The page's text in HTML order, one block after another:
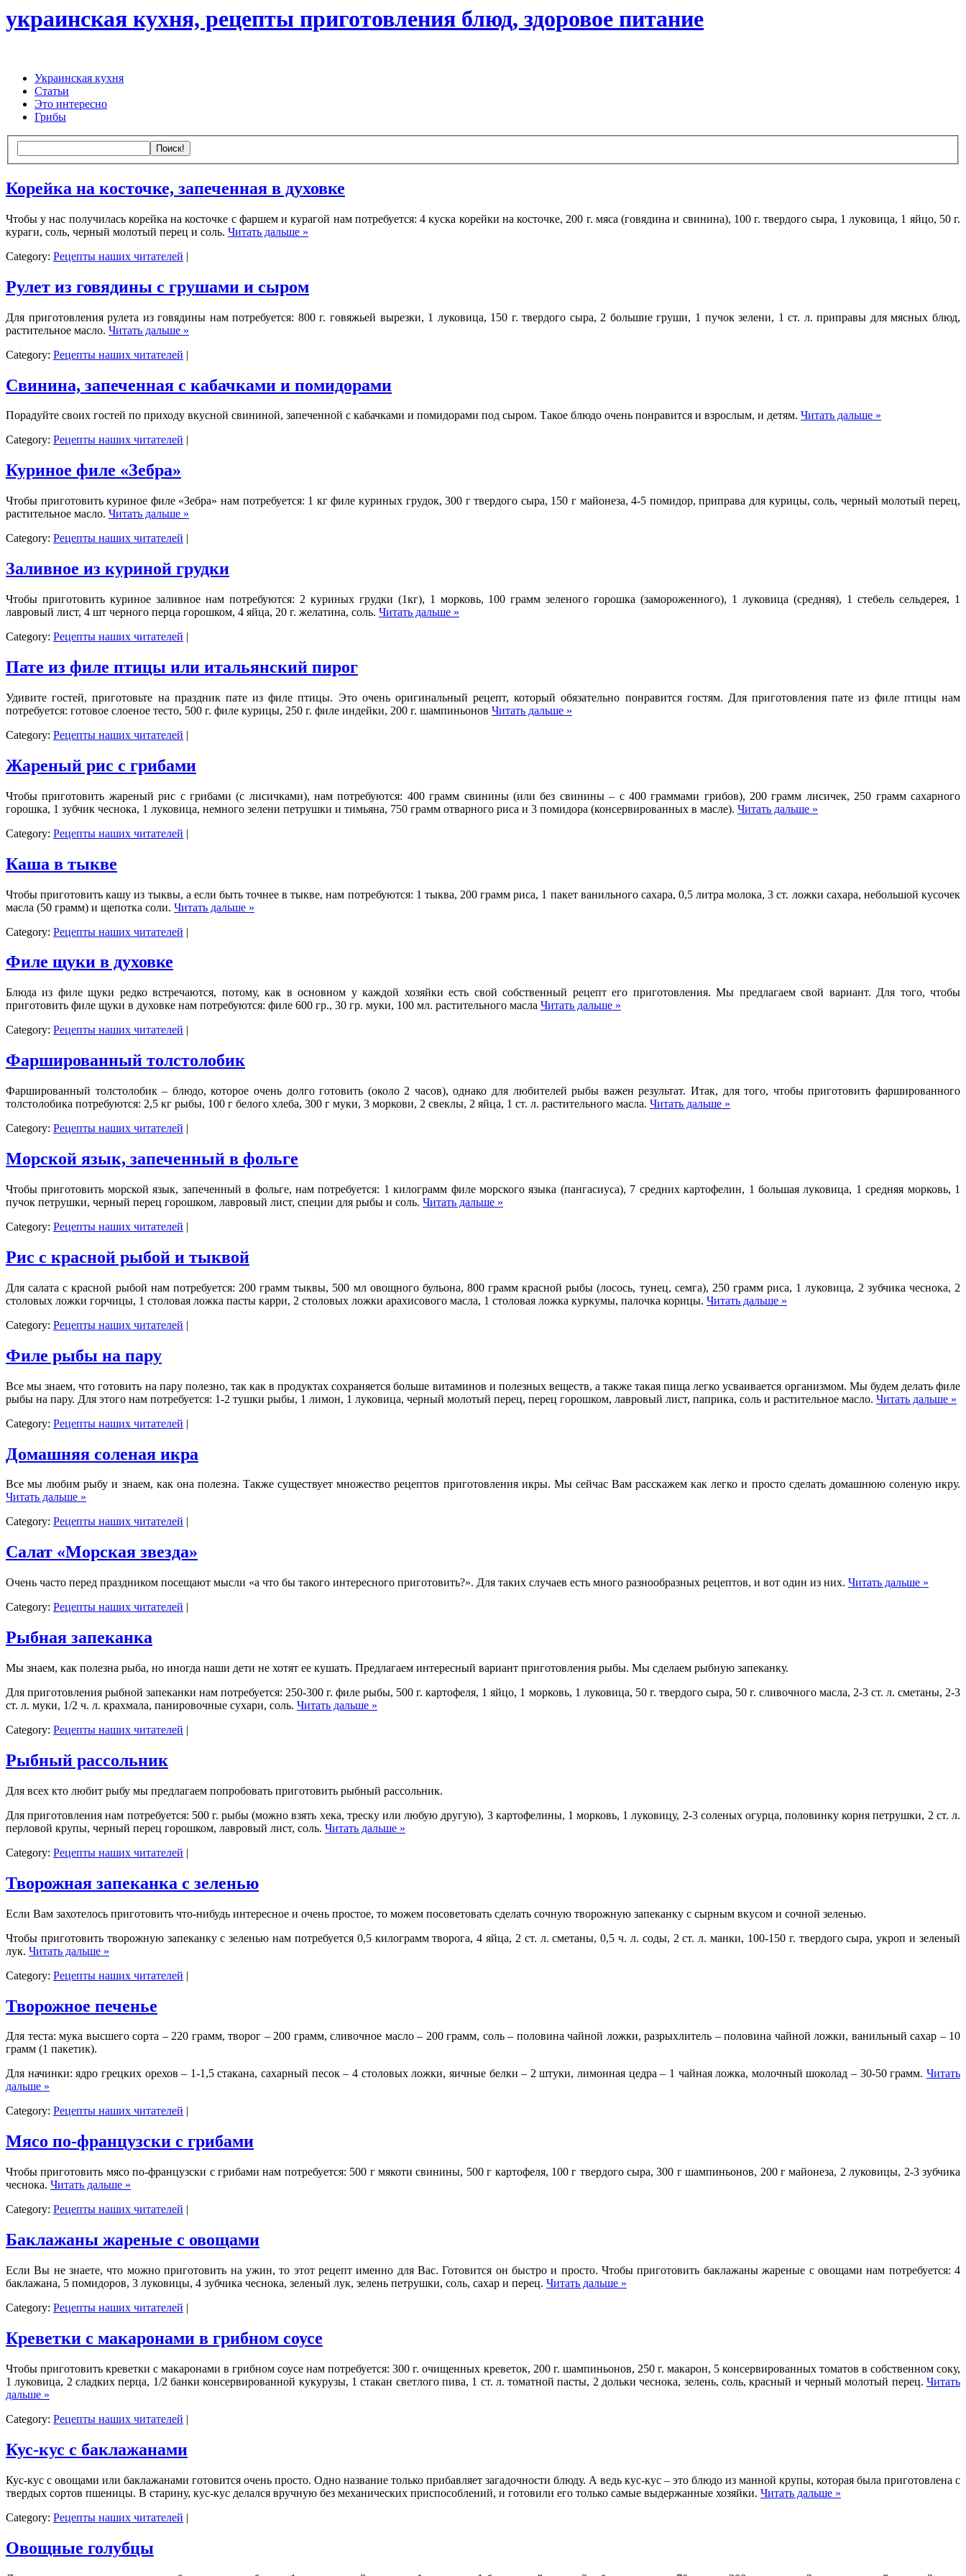
украинская кухня, рецепты приготовления блюд, здоровое питание
Украинская кухня
Статьи
Это интересно
Грибы
Корейка на косточке, запеченная в духовке
Чтобы у нас получилась корейка на косточке с фаршем и курагой нам потребуется: 4 куска корейки на косточке, 200 г. мяса (говядина и свинина), 100 г. твердого сыра, 1 луковица, 1 яйцо, 50 г.
кураги, соль, черный молотый перец и соль. Читать дальше »
Category: Рецепты наших читателей |
Рулет из говядины с грушами и сыром
Для приготовления рулета из говядины нам потребуется: 800 г. говяжьей вырезки, 1 луковица, 150 г. твердого сыра, 2 большие груши, 1 пучок зелени, 1 ст. л. приправы для мясных блюд,
растительное масло. Читать дальше »
Category: Рецепты наших читателей |
Свинина, запеченная с кабачками и помидорами
Порадуйте своих гостей по приходу вкусной свининой, запеченной с кабачками и помидорами под сыром. Такое блюдо очень понравится и взрослым, и детям. Читать дальше »
Category: Рецепты наших читателей
Куриное филе «Зебра»
Чтобы приготовить куриное филе «Зебра» нам потребуется: 1 кг филе куриных грудок, 300 г твердого сыра, 150 г майонеза, 4-5 помидор, приправа для курицы, соль, черный молотый перец,
растительное масло. Читать дальше »
Category: Рецепты наших читателей |
Заливное из куриной грудки
Чтобы приготовить куриное заливное нам потребуются: 2 куриных грудки (1кг), 1 морковь, 100 грамм зеленого горошка (замороженного), 1 луковица (средняя), 1 стебель сельдерея, 1
лавровый лист, 4 шт черного перца горошком, 4 яйца, 20 г. желатина, соль. Читать дальше »
Category: Рецепты наших читателей |
Пате из филе птицы или итальянский пирог
Удивите гостей, приготовьте на праздник пате из филе птицы. Это очень оригинальный рецепт, который обязательно понравится гостям. Для приготовления пате из филе птицы нам
потребуется: готовое слоеное тесто, 500 г. филе курицы, 250 г. филе индейки, 200 г. шампиньонов Читать дальше »
Category: Рецепты наших читателей |
Жареный рис с грибами
Чтобы приготовить жареный рис с грибами (с лисичками), нам потребуются: 400 грамм свинины (или без свинины – с 400 граммами грибов), 200 грамм лисичек, 250 грамм сахарного
горошка, 1 зубчик чеснока, 1 луковица, немного зелени петрушки и тимьяна, 750 грамм отварного риса и 3 помидора (консервированных в масле). Читать дальше »
Category: Рецепты наших читателей |
Каша в тыкве
Чтобы приготовить кашу из тыквы, а если быть точнее в тыкве, нам потребуются: 1 тыква, 200 грамм риса, 1 пакет ванильного сахара, 0,5 литра молока, 3 ст. ложки сахара, небольшой кусочек
масла (50 грамм) и щепотка соли. Читать дальше »
Category: Рецепты наших читателей |
Филе щуки в духовке
Блюда из филе щуки редко встречаются, потому, как в основном у каждой хозяйки есть свой собственный рецепт его приготовления. Мы предлагаем свой вариант. Для того, чтобы
приготовить филе щуки в духовке нам потребуются: филе 600 гр., 30 гр. муки, 100 мл. растительного масла Читать дальше »
Category: Рецепты наших читателей |
Фаршированный толстолобик
Фаршированный толстолобик – блюдо, которое очень долго готовить (около 2 часов), однако для любителей рыбы важен результат. Итак, для того, чтобы приготовить фаршированного
толстолобика потребуются: 2,5 кг рыбы, 100 г белого хлеба, 300 г муки, 3 моркови, 2 свеклы, 2 яйца, 1 ст. л. растительного масла. Читать дальше »
Category: Рецепты наших читателей |
Морской язык, запеченный в фольге
Чтобы приготовить морской язык, запеченный в фольге, нам потребуется: 1 килограмм филе морского языка (пангасиуса), 7 средних картофелин, 1 большая луковица, 1 средняя морковь, 1
пучок петрушки, черный перец горошком, лавровый лист, специи для рыбы и соль. Читать дальше »
Category: Рецепты наших читателей |
Рис с красной рыбой и тыквой
Для салата с красной рыбой нам потребуется: 200 грамм тыквы, 500 мл овощного бульона, 800 грамм красной рыбы (лосось, тунец, семга), 250 грамм риса, 1 луковица, 2 зубчика чеснока, 2
столовых ложки горчицы, 1 столовая ложка пасты карри, 2 столовых ложки арахисового масла, 1 столовая ложка куркумы, палочка корицы. Читать дальше »
Category: Рецепты наших читателей |
Филе рыбы на пару
Все мы знаем, что готовить на пару полезно, так как в продуктах сохраняется больше витаминов и полезных веществ, а также такая пища легко усваивается организмом. Мы будем делать филе
рыбы на пару. Для этого нам потребуется: 1-2 тушки рыбы, 1 лимон, 1 луковица, черный молотый перец, перец горошком, лавровый лист, паприка, соль и растительное масло. Читать дальше »
Category: Рецепты наших читателей |
Домашняя соленая икра
Все мы любим рыбу и знаем, как она полезна. Также существует множество рецептов приготовления икры. Мы сейчас Вам расскажем как легко и просто сделать домашнюю соленую икру.
Читать дальше »
Category: Рецепты наших читателей |
Салат «Морская звезда»
Очень часто перед праздником посещают мысли «а что бы такого интересного приготовить?». Для таких случаев есть много разнообразных рецептов, и вот один из них. Читать дальше »
Category: Рецепты наших читателей |
Рыбная запеканка
Мы знаем, как полезна рыба, но иногда наши дети не хотят ее кушать. Предлагаем интересный вариант приготовления рыбы. Мы сделаем рыбную запеканку.
Для приготовления рыбной запеканки нам потребуется: 250-300 г. филе рыбы, 500 г. картофеля, 1 яйцо, 1 морковь, 1 луковица, 50 г. твердого сыра, 50 г. сливочного масла, 2-3 ст. л. сметаны, 2-3
ст. л. муки, 1/2 ч. л. крахмала, панировочные сухари, соль. Читать дальше »
Category: Рецепты наших читателей |
Рыбный рассольник
Для всех кто любит рыбу мы предлагаем попробовать приготовить рыбный рассольник.
Для приготовления нам потребуется: 500 г. рыбы (можно взять хека, треску или любую другую), 3 картофелины, 1 морковь, 1 луковицу, 2-3 соленых огурца, половинку корня петрушки, 2 ст. л.
перловой крупы, черный перец горошком, лавровый лист, соль. Читать дальше »
Category: Рецепты наших читателей |
Творожная запеканка с зеленью
Если Вам захотелось приготовить что-нибудь интересное и очень простое, то можем посоветовать сделать сочную творожную запеканку с сырным вкусом и сочной зеленью.
Чтобы приготовить творожную запеканку с зеленью нам потребуется 0,5 килограмм творога, 4 яйца, 2 ст. л. сметаны, 0,5 ч. л. соды, 2 ст. л. манки, 100-150 г. твердого сыра, укроп и зеленый
лук. Читать дальше »
Category: Рецепты наших читателей |
Творожное печенье
Для теста: мука высшего сорта – 220 грамм, творог – 200 грамм, сливочное масло – 200 грамм, соль – половина чайной ложки, разрыхлитель – половина чайной ложки, ванильный сахар – 10
грамм (1 пакетик).
Для начинки: ядро грецких орехов – 1-1,5 стакана, сахарный песок – 4 столовых ложки, яичные белки – 2 штуки, лимонная цедра – 1 чайная ложка, молочный шоколад – 30-50 грамм. Читать
дальше »
Category: Рецепты наших читателей
Мясо по-французски с грибами
Чтобы приготовить мясо по-французски с грибами нам потребуется: 500 г мякоти свинины, 500 г картофеля, 100 г твердого сыра, 300 г шампиньонов, 200 г майонеза, 2 луковицы, 2-3 зубчика
чеснока. Читать дальше »
Category: Рецепты наших читателей |
Баклажаны жареные с овощами
Если Вы не знаете, что можно приготовить на ужин, то этот рецепт именно для Вас. Готовится он быстро и просто. Чтобы приготовить баклажаны жареные с овощами нам потребуется: 4
баклажана, 5 помидоров, 3 луковицы, 4 зубчика чеснока, зеленый лук, зелень петрушки, соль, сахар и перец. Читать дальше »
Category: Рецепты наших читателей |
Креветки с макаронами в грибном соусе
Чтобы приготовить креветки с макаронами в грибном соусе нам потребуется: 300 г. очищенных креветок, 200 г. шампиньонов, 250 г. макарон, 5 консервированных томатов в собственном соку,
1 луковица, 2 сладких перца, 1/2 банки консервированной кукурузы, 1 стакан светлого пива, 1 ст. л. томатной пасты, 2 дольки чеснока, зелень, соль, красный и черный молотый перец. Читать
дальше »
Category: Рецепты наших читателей |
Кус-кус с баклажанами
Кус-кус с овощами или баклажанами готовится очень просто. Одно название только прибавляет загадочности блюду. А ведь кус-кус – это блюдо из манной крупы, которая была приготовлена с
твердых сортов пшеницы. В старину, кус-кус делался вручную без механических приспособлений, и готовили его только самые выдержанные хозяйки. Читать дальше »
Category: Рецепты наших читателей |
Овощные голубцы